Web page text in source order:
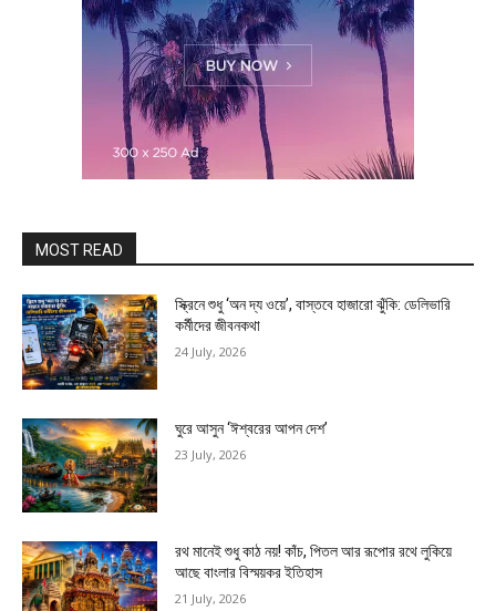
MOST READ
স্ক্রিনে শুধু ‘অন দ্য ওয়ে’, বাস্তবে হাজারো ঝুঁকি: ডেলিভারি
কর্মীদের জীবনকথা
24 July, 2026
ঘুরে আসুন ‘ঈশ্বরের আপন দেশ’
23 July, 2026
রথ মানেই শুধু কাঠ নয়! কাঁচ, পিতল আর রূপোর রথে লুকিয়ে
আছে বাংলার বিস্ময়কর ইতিহাস
21 July, 2026